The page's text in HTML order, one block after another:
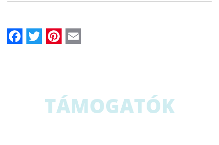
Facebook
TwitterPinterest
TÁMOGATÓK